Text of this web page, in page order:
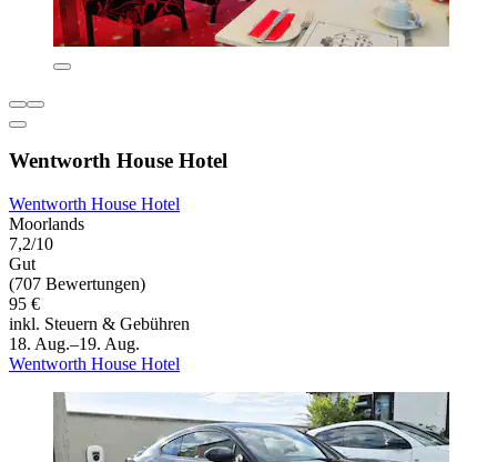
Wentworth House Hotel
Wentworth House Hotel
Moorlands
7,2/10
Gut
(707 Bewertungen)
95 €
inkl. Steuern & Gebühren
18. Aug.–19. Aug.
Wentworth House Hotel